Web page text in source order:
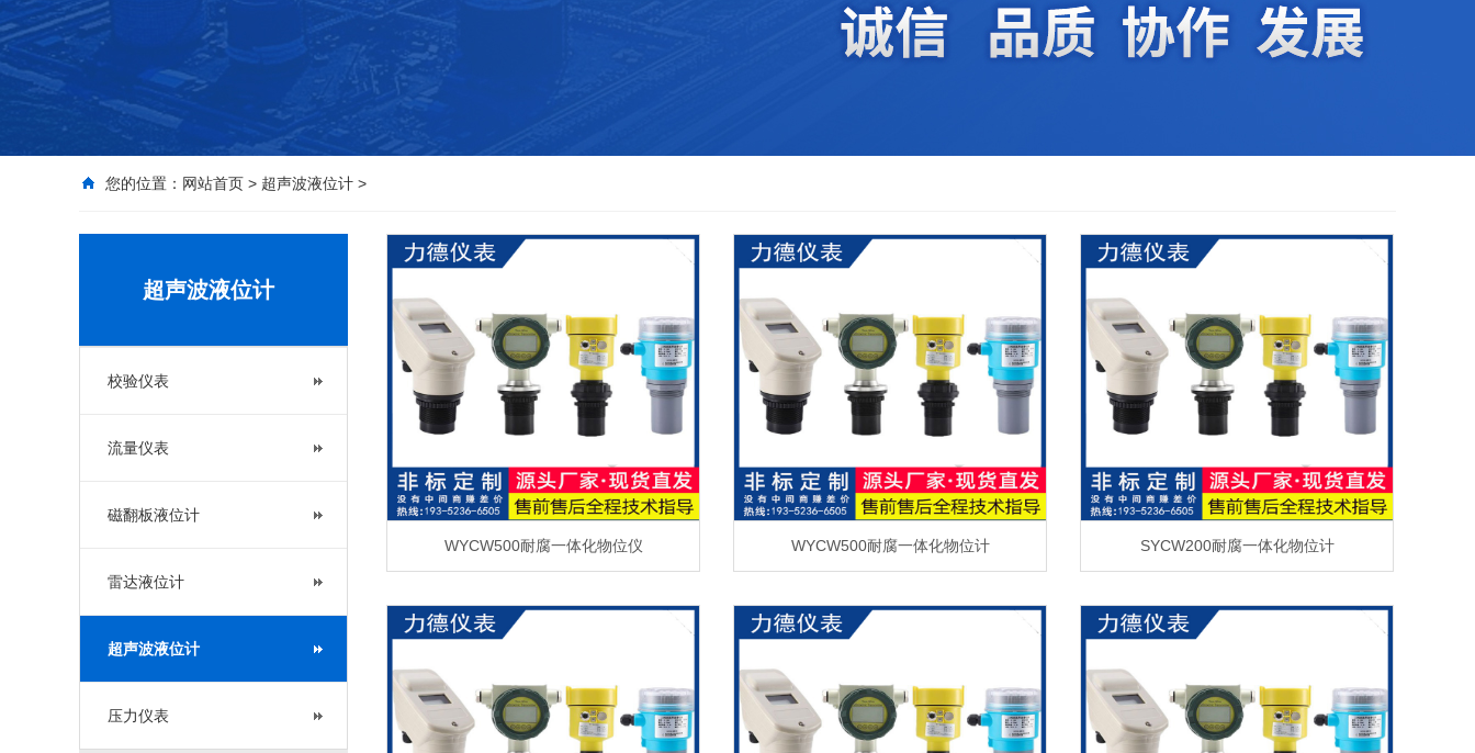
您的位置： 网站首页 > 超声波液位计 >
超声波液位计
校验仪表
流量仪表
磁翻板液位计
雷达液位计
超声波液位计
压力仪表
WYCW500耐腐一体化物位仪 WYCW500耐腐一体化物位计 SYCW200耐腐一体化物位计